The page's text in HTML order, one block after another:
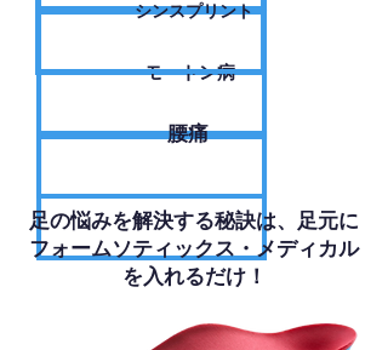
シンスプリント
モートン病
腰痛
足の悩みを解決する秘訣は、足元に
フォームソティックス・メディカル
を入れるだけ！